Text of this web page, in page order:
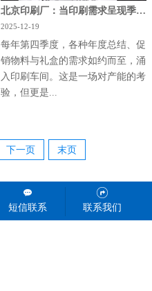
北京印刷厂：当印刷需求呈现季节性波动
2025-12-19
每年第四季度，各种年度总结、促
销物料与礼盒的需求如约而至，涌
入印刷车间。这是一场对产能的考
验，但更是...
下一页 末页
短信联系 联系我们